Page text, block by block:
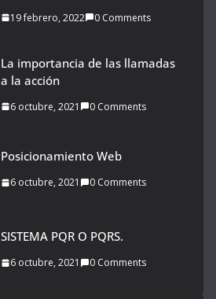
19 febrero, 2022 0 Comments
La importancia de las llamadas
a la acción
6 octubre, 2021 0 Comments
Posicionamiento Web
6 octubre, 2021 0 Comments
SISTEMA PQR O PQRS.
6 octubre, 2021 0 Comments